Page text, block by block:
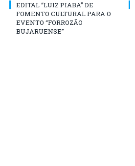
EDITAL “LUIZ PIABA” DE
FOMENTO CULTURAL PARA O
EVENTO “FORROZÃO
BUJARUENSE”